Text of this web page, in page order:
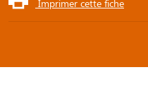
Imprimer cette fiche